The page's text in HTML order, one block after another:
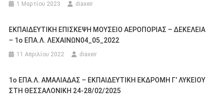
1 Μαρτίου 2023 diaxeir
ΕΚΠΑΙΔΕΥΤΙΚΗ ΕΠΙΣΚΕΨΗ ΜΟΥΣΕΙΟ ΑΕΡΟΠΟΡΙΑΣ – ΔΕΚΕΛΕΙΑ
– 1ο ΕΠΑ.Λ. ΛΕΧΑΙΝΩΝ04_05_2022
11 Απριλίου 2022 diaxeir
1o ΕΠΑ.Λ. ΑΜΑΛΙΑΔΑΣ – ΕΚΠΑΙΔΕΥΤΙΚΗ ΕΚΔΡΟΜΗ Γ’ ΛΥΚΕΙΟΥ
ΣΤΗ ΘΕΣΣΑΛΟΝΙΚΗ 24-28/02/2025